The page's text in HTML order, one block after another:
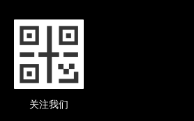
关注我们